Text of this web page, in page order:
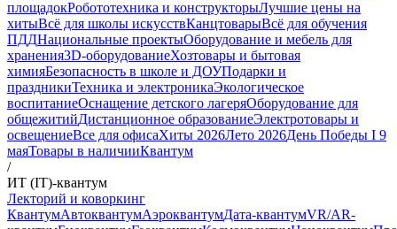
площадокРобототехника и конструкторыЛучшие цены на
хитыВсё для школы искусствКанцтоварыВсё для обучения
ПДДНациональные проектыОборудование и мебель для
хранения3D-оборудованиеХозтовары и бытовая
химияБезопасность в школе и ДОУПодарки и
праздникиТехника и электроникаЭкологическое
воспитаниеОснащение детского лагеряОборудование для
общежитийДистанционное образованиеЭлектротовары и
освещениеВсе для офисаХиты 2026Лето 2026День Победы I 9
маяТовары в наличииКвантум
/
ИТ (IT)-квантум
Лекторий и коворкинг
КвантумАвтоквантумАэроквантумДата-квантумVR/AR-